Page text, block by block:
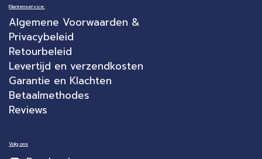
Klantenservice:
Algemene Voorwaarden &
Privacybeleid
Retourbeleid
Levertijd en verzendkosten
Garantie en Klachten
Betaalmethodes
Reviews
Volg ons